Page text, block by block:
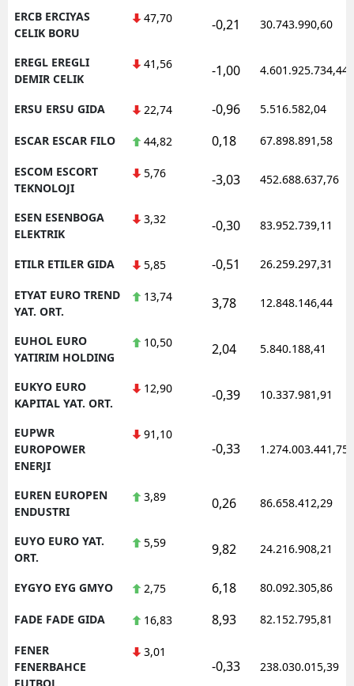
ERCB ERCIYAS
CELIK BORU
47,70 -0,21 30.743.990,60
EREGL EREGLI
DEMIR CELIK
41,56 -1,00 4.601.925.734,44
ERSU ERSU GIDA 22,74 -0,96 5.516.582,04
ESCAR ESCAR FILO 44,82 0,18 67.898.891,58
ESCOM ESCORT
TEKNOLOJI
5,76 -3,03 452.688.637,76
ESEN ESENBOGA
ELEKTRIK
3,32 -0,30 83.952.739,11
ETILR ETILER GIDA 5,85 -0,51 26.259.297,31
ETYAT EURO TREND
YAT. ORT.
13,74 3,78 12.848.146,44
EUHOL EURO
YATIRIM HOLDING
10,50 2,04 5.840.188,41
EUKYO EURO
KAPITAL YAT. ORT.
12,90 -0,39 10.337.981,91
EUPWR
EUROPOWER
ENERJI
91,10
-0,33 1.274.003.441,75
EUREN EUROPEN
ENDUSTRI
3,89 0,26 86.658.412,29
EUYO EURO YAT.
ORT.
5,59 9,82 24.216.908,21
EYGYO EYG GMYO 2,75 6,18 80.092.305,86
FADE FADE GIDA 16,83 8,93 82.152.795,81
FENER
FENERBAHCE
FUTBOL
3,01
-0,33 238.030.015,39